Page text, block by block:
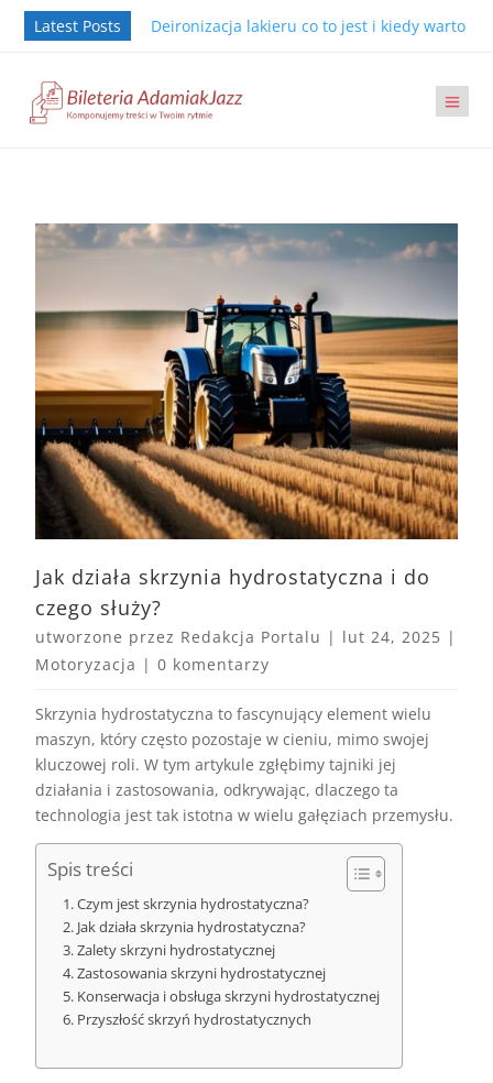
Latest Posts Deironizacja lakieru co to jest i kiedy warto ją
Jak działa skrzynia hydrostatyczna i do
czego służy?
utworzone przez Redakcja Portalu | lut 24, 2025 |
Motoryzacja |0 komentarzy
Skrzynia hydrostatyczna to fascynujący element wielu
maszyn, który często pozostaje w cieniu, mimo swojej
kluczowej roli. W tym artykule zgłębimy tajniki jej
działania i zastosowania, odkrywając, dlaczego ta
technologia jest tak istotna w wielu gałęziach przemysłu.
Spis treści
Czym jest skrzynia hydrostatyczna?
Jak działa skrzynia hydrostatyczna?
Zalety skrzyni hydrostatycznej
Zastosowania skrzyni hydrostatycznej
Konserwacja i obsługa skrzyni hydrostatycznej
Przyszłość skrzyń hydrostatycznych